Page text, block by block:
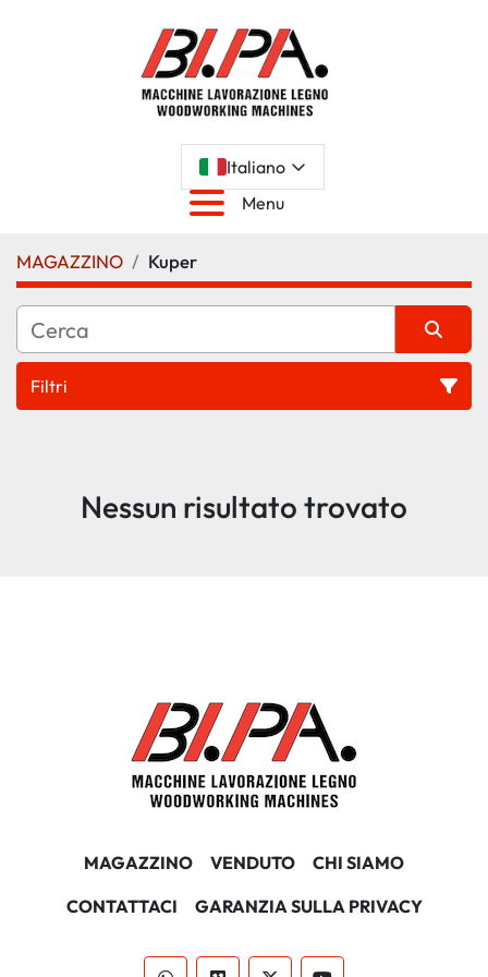
Italiano
Menu
MAGAZZINO Kuper
Filtri
Ordina per
Nessun risultato trovato
MAGAZZINO VENDUTO
CHI SIAMO
CONTATTACI
GARANZIA SULLA PRIVACY